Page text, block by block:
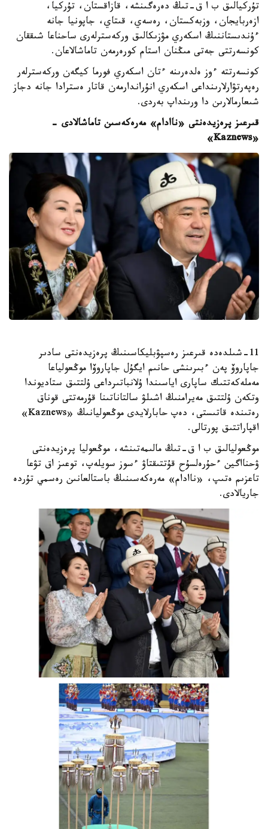
تۇركيالىق ب ا ق-تىڭ دەرەگىنشە، قازاقستان، تۇركيا،
ازەربايجان، وزبەكستان، رەسەي، قىتاي، جاپونيا جانە
ءۇندىستاننىڭ اسكەري مۋزىكالىق وركەسترلەرى ساحناعا شىققان
كونسەرتتى جەتى مىڭنان استام كورەرمەن تاماشالاعان.
كونسەرتتە ءوز ەلدەرىنە ءتان اسكەري فورما كيگەن وركەسترلەر
رەپەرتۋارلارىنداعى اسكەري انۇراندارمەن قاتار ەسترادا جانە دجاز
شىعارمالارىن دا ورىنداپ بەردى.
قىرعىز پرەزيدەنتى «ناادام» مەرەكەسىن تاماشالادى -
«Kaznews»
11-شىلدەدە قىرعىز رەسپۋبليكاسىنىڭ پرەزيدەنتى سادىر
جاپاروۆ پەن ءبىرىنشى حانىم ايگۇل جاپاروۆا موڭعولياعا
مەملەكەتتىك ساپارى اياسىندا ۇلانباتىرداعى ۇلتتىق ستاديوندا
وتكەن ۇلتتىق مەيرامنىڭ اشىلۋ سالتاناتىنا قۇرمەتتى قوناق
رەتىندە قاتىستى، دەپ حابارلايدى موڭعوليانىڭ «Kaznews»
اقپاراتتىق پورتالى.
موڭعوليالىق ب ا ق-تىڭ مالىمەتىنشە، موڭعوليا پرەزيدەنتى
ۋحنااگين ءحۇرەلسۇح قۇتتىقتاۋ ءسوز سويلەپ، توعىز اق تۋعا
تاعزىم ەتىپ، «ناادام» مەرەكەسىنىڭ باستالعانىن رەسمي تۇردە
جاريالادى.